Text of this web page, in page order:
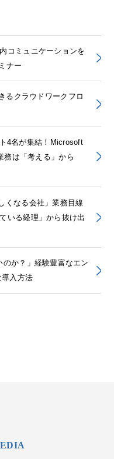
コミュニケーションを
ナー
るクラウドワークフロ
4名が集結！Microsoft
は「考える」から
くなる会社」業務目線
いる経理」から抜け出
のか？」経験豊富なエン
入方法